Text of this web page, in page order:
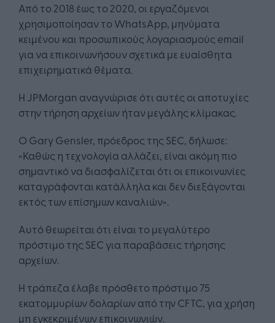
Από το 2018 έως το 2020, οι εργαζόμενοι
χρησιμοποίησαν το WhatsApp, μηνύματα
κειμένου και προσωπικούς λογαριασμούς email
για να επικοινωνήσουν σχετικά με ευαίσθητα
επιχειρηματικά θέματα.
Η JPMorgan αναγνώρισε ότι αυτές οι αποτυχίες
στην τήρηση αρχείων ήταν μεγάλης κλίμακας.
Ο Gary Gensler, πρόεδρος της SEC, δήλωσε:
«Καθώς η τεχνολογία αλλάζει, είναι ακόμη πιο
σημαντικό να διασφαλίζεται ότι οι επικοινωνίες
καταγράφονται κατάλληλα και δεν διεξάγονται
εκτός των επίσημων καναλιών».
Αυτό θεωρείται ότι είναι το μεγαλύτερο
πρόστιμο της SEC για παραβάσεις τήρησης
αρχείων.
Η τράπεζα έλαβε πρόσθετο πρόστιμο 75
εκατομμυρίων δολαρίων από την CFTC, για χρήση
μη εγκεκριμένων επικοινωνιών.